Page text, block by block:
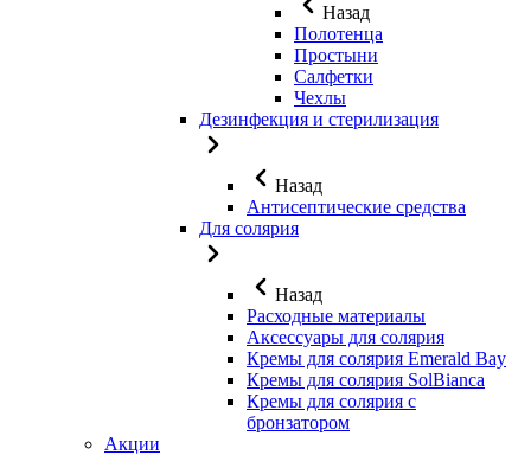
Назад
Полотенца
Простыни
Салфетки
Чехлы
Дезинфекция и стерилизация
Назад
Антисептические средства
Для солярия
Назад
Расходные материалы
Аксессуары для солярия
Кремы для солярия Emerald Bay
Кремы для солярия SolBianca
Кремы для солярия с
бронзатором
Акции